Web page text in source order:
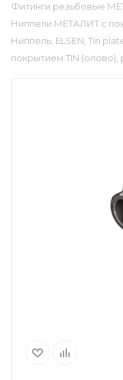
Фитинги резьбовые
Ниппели МЕТАЛИТ с
Ниппель, ELSEN, Tin
покрытием TIN